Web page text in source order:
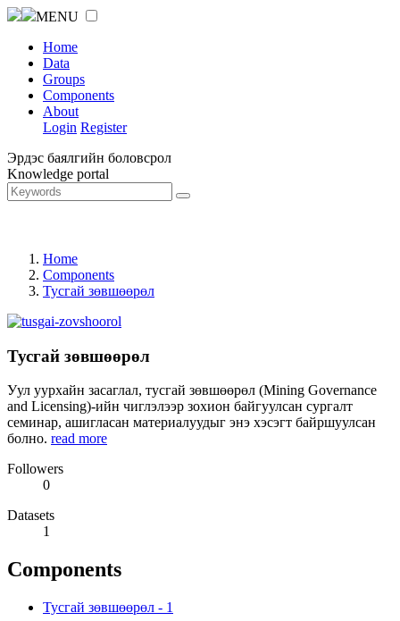
MENU
Home
Data
Groups
Components
About
Login Register
Эрдэс баялгийн боловсрол
Knowledge portal
Home
Components
Тусгай зөвшөөрөл
Тусгай зөвшөөрөл
Уул уурхайн засаглал, тусгай зөвшөөрөл (Mining Governance
and Licensing)-ийн чиглэлээр зохион байгуулсан сургалт
семинар, ашигласан материалуудыг энэ хэсэгт байршуулсан
болно. read more
Followers
0
Datasets
1
Components
Тусгай зөвшөөрөл - 1